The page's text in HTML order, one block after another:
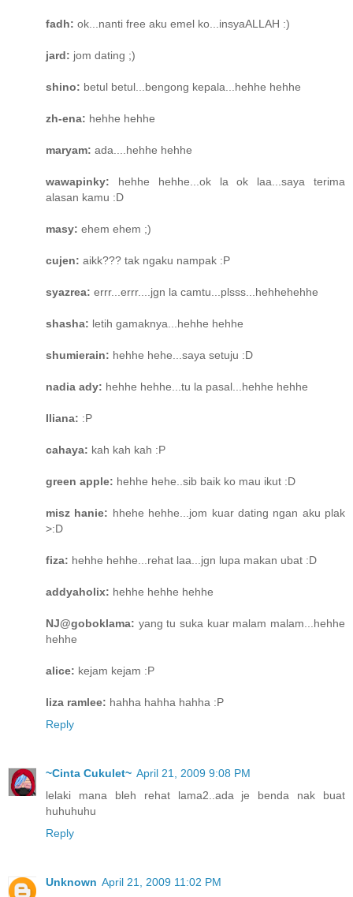
fadh: ok...nanti free aku emel ko...insyaALLAH :)
jard: jom dating ;)
shino: betul betul...bengong kepala...hehhe hehhe
zh-ena: hehhe hehhe
maryam: ada....hehhe hehhe
wawapinky: hehhe hehhe...ok la ok laa...saya terima
alasan kamu :D
masy: ehem ehem ;)
cujen: aikk??? tak ngaku nampak :P
syazrea: errr...errr....jgn la camtu...plsss...hehhehehhe
shasha: letih gamaknya...hehhe hehhe
shumierain: hehhe hehe...saya setuju :D
nadia ady: hehhe hehhe...tu la pasal...hehhe hehhe
Iliana: :P
cahaya: kah kah kah :P
green apple: hehhe hehe..sib baik ko mau ikut :D
misz hanie: hhehe hehhe...jom kuar dating ngan aku plak
>:D
fiza: hehhe hehhe...rehat laa...jgn lupa makan ubat :D
addyaholix: hehhe hehhe hehhe
NJ@goboklama: yang tu suka kuar malam malam...hehhe
hehhe
alice: kejam kejam :P
liza ramlee: hahha hahha hahha :P
Reply
~Cinta Cukulet~ April 21, 2009 9:08 PM
lelaki mana bleh rehat lama2..ada je benda nak buat
huhuhuhu
Reply
Unknown April 21, 2009 11:02 PM